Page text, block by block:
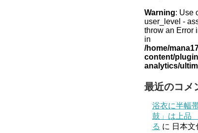
Warning: Use
user_level -
throw an Error
in
/home/
content/
analytics/
最近のコメ
浴衣に半幅
鼓」は上品
る に 日本文